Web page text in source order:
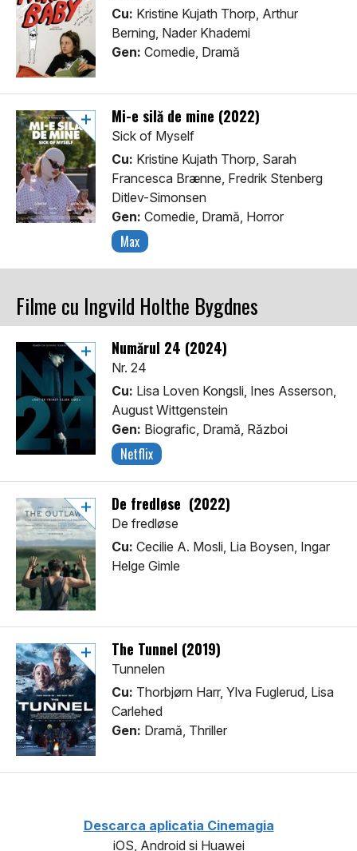
Cu: Kristine Kujath Thorp, Arthur
Berning, Nader Khademi
Gen: Comedie, Dramă
Mi-e silă de mine (2022)
Sick of Myself
Cu: Kristine Kujath Thorp, Sarah
Francesca Brænne, Fredrik Stenberg
Ditlev-Simonsen
Gen: Comedie, Dramă, Horror
Max
Filme cu Ingvild Holthe Bygdnes
Numărul 24 (2024)
Nr. 24
Cu: Lisa Loven Kongsli, Ines Asserson,
August Wittgenstein
Gen: Biografic, Dramă, Război
Netflix
De fredløse (2022)
De fredløse
Cu: Cecilie A. Mosli, Lia Boysen, Ingar
Helge Gimle
The Tunnel (2019)
Tunnelen
Cu: Thorbjørn Harr, Ylva Fuglerud, Lisa
Carlehed
Gen: Dramă, Thriller
Descarca aplicatia Cinemagia
iOS, Android si Huawei